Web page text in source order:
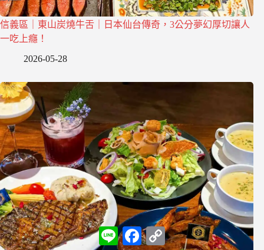
信義區｜東山炭燒牛舌｜日本仙台傳奇，3公分夢幻厚切讓人
一吃上癮！
2026-05-28
L
i
F
a
C
o